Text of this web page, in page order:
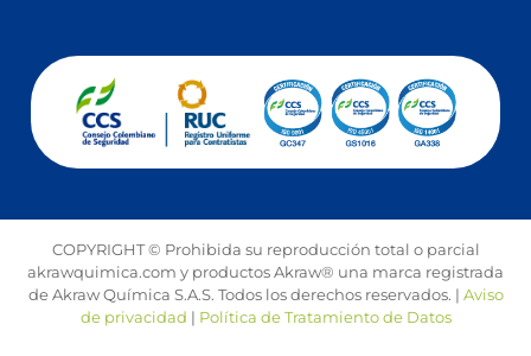
COPYRIGHT © Prohibida su reproducción total o parcial
akrawquimica.com y productos Akraw® una marca registrada
de Akraw Química S.A.S. Todos los derechos reservados. | Aviso
de privacidad | Política de Tratamiento de Datos